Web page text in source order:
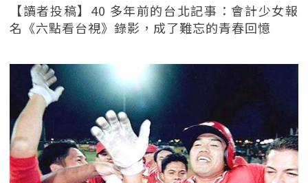
【讀者投稿】40 多年前的台北記事：會計少女報
名《六點看台視》錄影，成了難忘的青春回憶